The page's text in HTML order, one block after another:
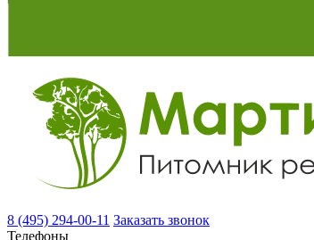
8 (495) 294-00-11 Заказать звонок
Телефоны